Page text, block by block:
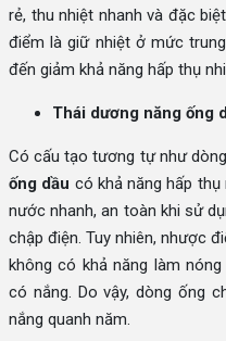
rẻ, thu nhiệt nhanh và đặc
điểm là giữ nhiệt ở mức
đến giảm khả năng hấp thụ
Thái dương năng ống
Có cấu tạo tương tự như
ống dầu có khả năng hấp
nước nhanh, an toàn khi sử
chập điện. Tuy nhiên, nhược
không có khả năng làm
có nắng. Do vậy, dòng ống
nắng quanh năm.